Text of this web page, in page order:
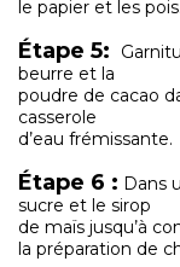
le papier et les pois.
Étape 5:
beurre et la
poudre de cacao
casserole
d’eau frémissante.
Étape 6 : Dans
sucre et le sirop
de maïs jusqu’à
la préparation de